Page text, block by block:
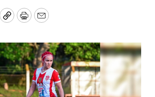
CopyPrintEmail